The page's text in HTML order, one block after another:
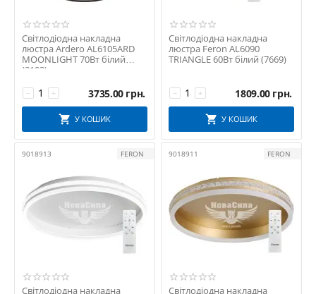
Світлодіодна накладна
люстра Ardero AL6105ARD
MOONLIGHT 70Вт білий
(8103)
+
− 3735.00 грн.
У КОШИК
Світлодіодна накладна
люстра Feron AL6090
TRIANGLE 60Вт білий (7669)
+
− 1809.00 грн.
У КОШИК
9018913 FERON
Світлодіодна накладна
9018911 FERON
Світлодіодна накладна